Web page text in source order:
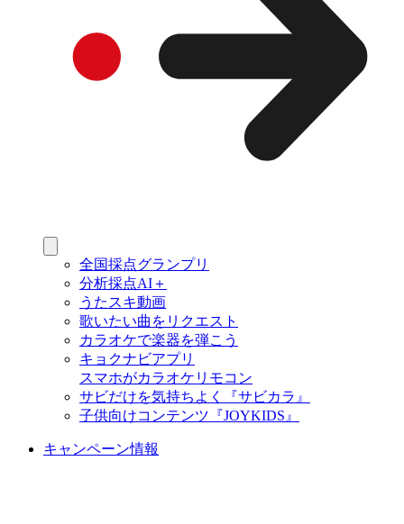
全国採点グランプリ
分析採点AI＋
うたスキ動画
歌いたい曲をリクエスト
カラオケで楽器を弾こう
キョクナビアプリ
スマホがカラオケリモコン
サビだけを気持ちよく『サビカラ』
子供向けコンテンツ『JOYKIDS』
キャンペーン情報